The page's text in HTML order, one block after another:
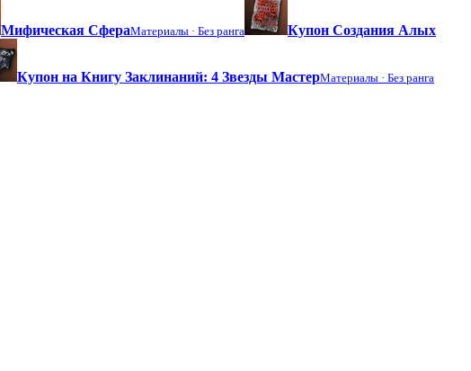
Мифическая СфераМатериалы · Без ранга Купон Создания Алых
Купон на Книгу Заклинаний: 4 Звезды МастерМатериалы · Без ранга